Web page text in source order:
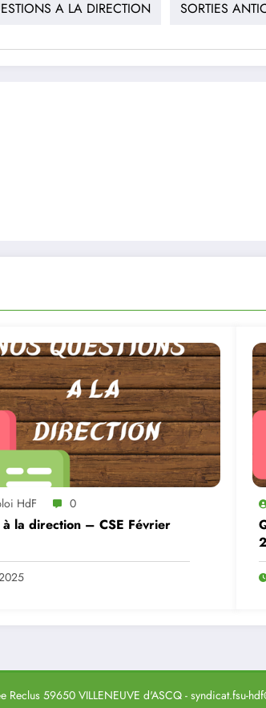
A LA DIRECTION SORTIES
HdF 0
à la direction – CSE Février
59650 VILLENEUVE d'ASCQ - syndicat.fsu-